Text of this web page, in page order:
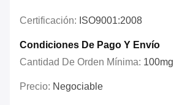
Certificación: ISO9001:2008
Condiciones De Pago Y Envío
Cantidad De Orden Mínima: 100mg
Precio: Negociable